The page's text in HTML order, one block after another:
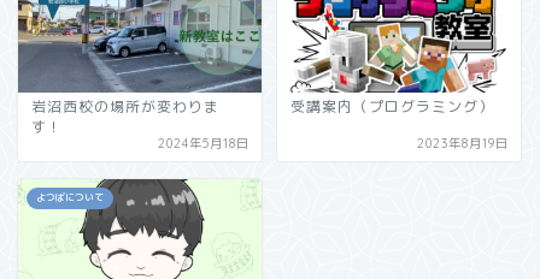
岩沼西校の場所が変わりま
す！
2024年5月18日
受講案内（プログラミング）
2023年8月19日
よつばについて